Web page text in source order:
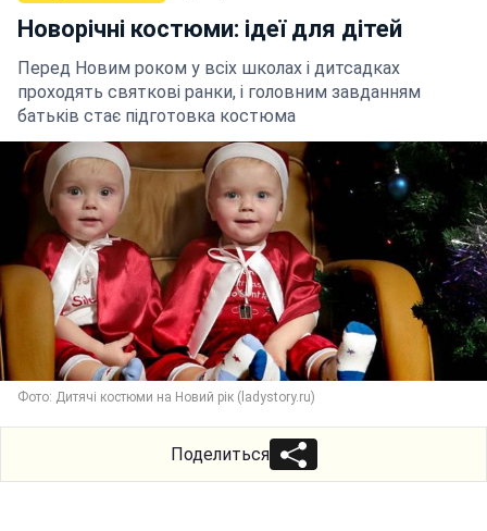
Новорічні костюми: ідеї для дітей
Перед Новим роком у всіх школах і дитсадках
проходять святкові ранки, і головним завданням
батьків стає підготовка костюма
Фото: Дитячі костюми на Новий рік (ladystory.ru)
Поделиться